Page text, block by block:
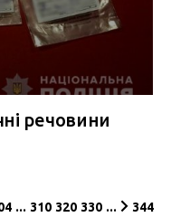
речовини
... 310 320 330 ... 344